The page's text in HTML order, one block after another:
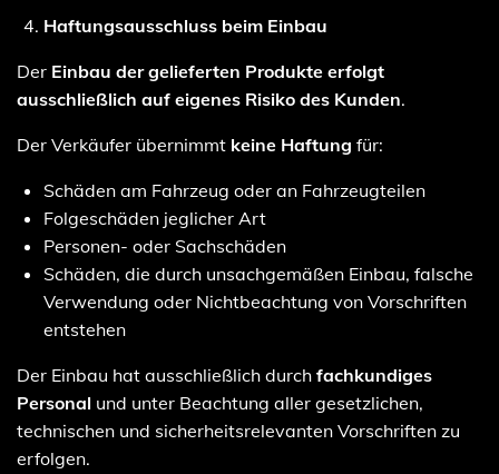
Haftungsausschluss beim Einbau
Der Einbau der gelieferten Produkte erfolgt
ausschließlich auf eigenes Risiko des Kunden.
Der Verkäufer übernimmt keine Haftung für:
Schäden am Fahrzeug oder an Fahrzeugteilen
Folgeschäden jeglicher Art
Personen- oder Sachschäden
Schäden, die durch unsachgemäßen Einbau, falsche
Verwendung oder Nichtbeachtung von Vorschriften
entstehen
Der Einbau hat ausschließlich durch fachkundiges
Personal und unter Beachtung aller gesetzlichen,
technischen und sicherheitsrelevanten Vorschriften zu
erfolgen.